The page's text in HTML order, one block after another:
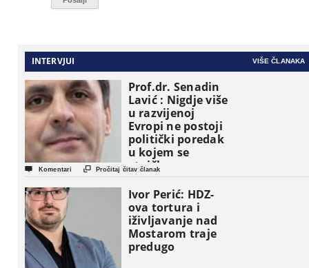
INTERVJUI VIŠE ČLANAKA
Prof.dr. Senadin
Lavić : Nigdje više
u razvijenoj
Evropi ne postoji
politički poredak
u kojem se
etničke grupe
pojavljuju kao
osnovne
političke jedinice
 Komentari  Pročitaj čitav članak
Ivor Perić: HDZ-
ova tortura i
iživljavanje nad
Mostarom traje
predugo